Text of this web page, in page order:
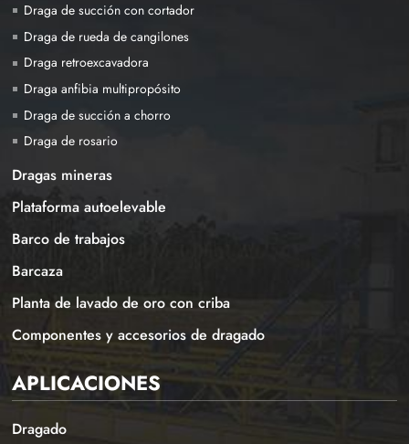
Draga de succión con cortador
Draga de rueda de cangilones
Draga retroexcavadora
Draga anfibia multipropósito
Draga de succión a chorro
Draga de rosario
Dragas mineras
Plataforma autoelevable
Barco de trabajos
Barcaza
Planta de lavado de oro con criba
Componentes y accesorios de dragado
APLICACIONES
Dragado